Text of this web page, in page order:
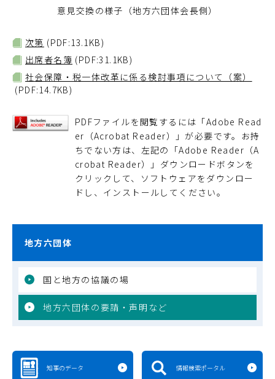
意見交換の様子（地方六団体会長側）
次第 (PDF:13.1KB)
出席者名簿 (PDF:31.1KB)
社会保障・税一体改革に係る検討事項について（案）
(PDF:14.7KB)
PDFファイルを閲覧するには「Adobe Read
er（Acrobat Reader）」が必要です。お持
ちでない方は、左記の「Adobe Reader（A
crobat Reader）」ダウンロードボタンを
クリックして、ソフトウェアをダウンロー
ドし、インストールしてください。
地方六団体
国と地方の協議の場
地方六団体の要請・声明など
知事のデータ 情報検索ポータル